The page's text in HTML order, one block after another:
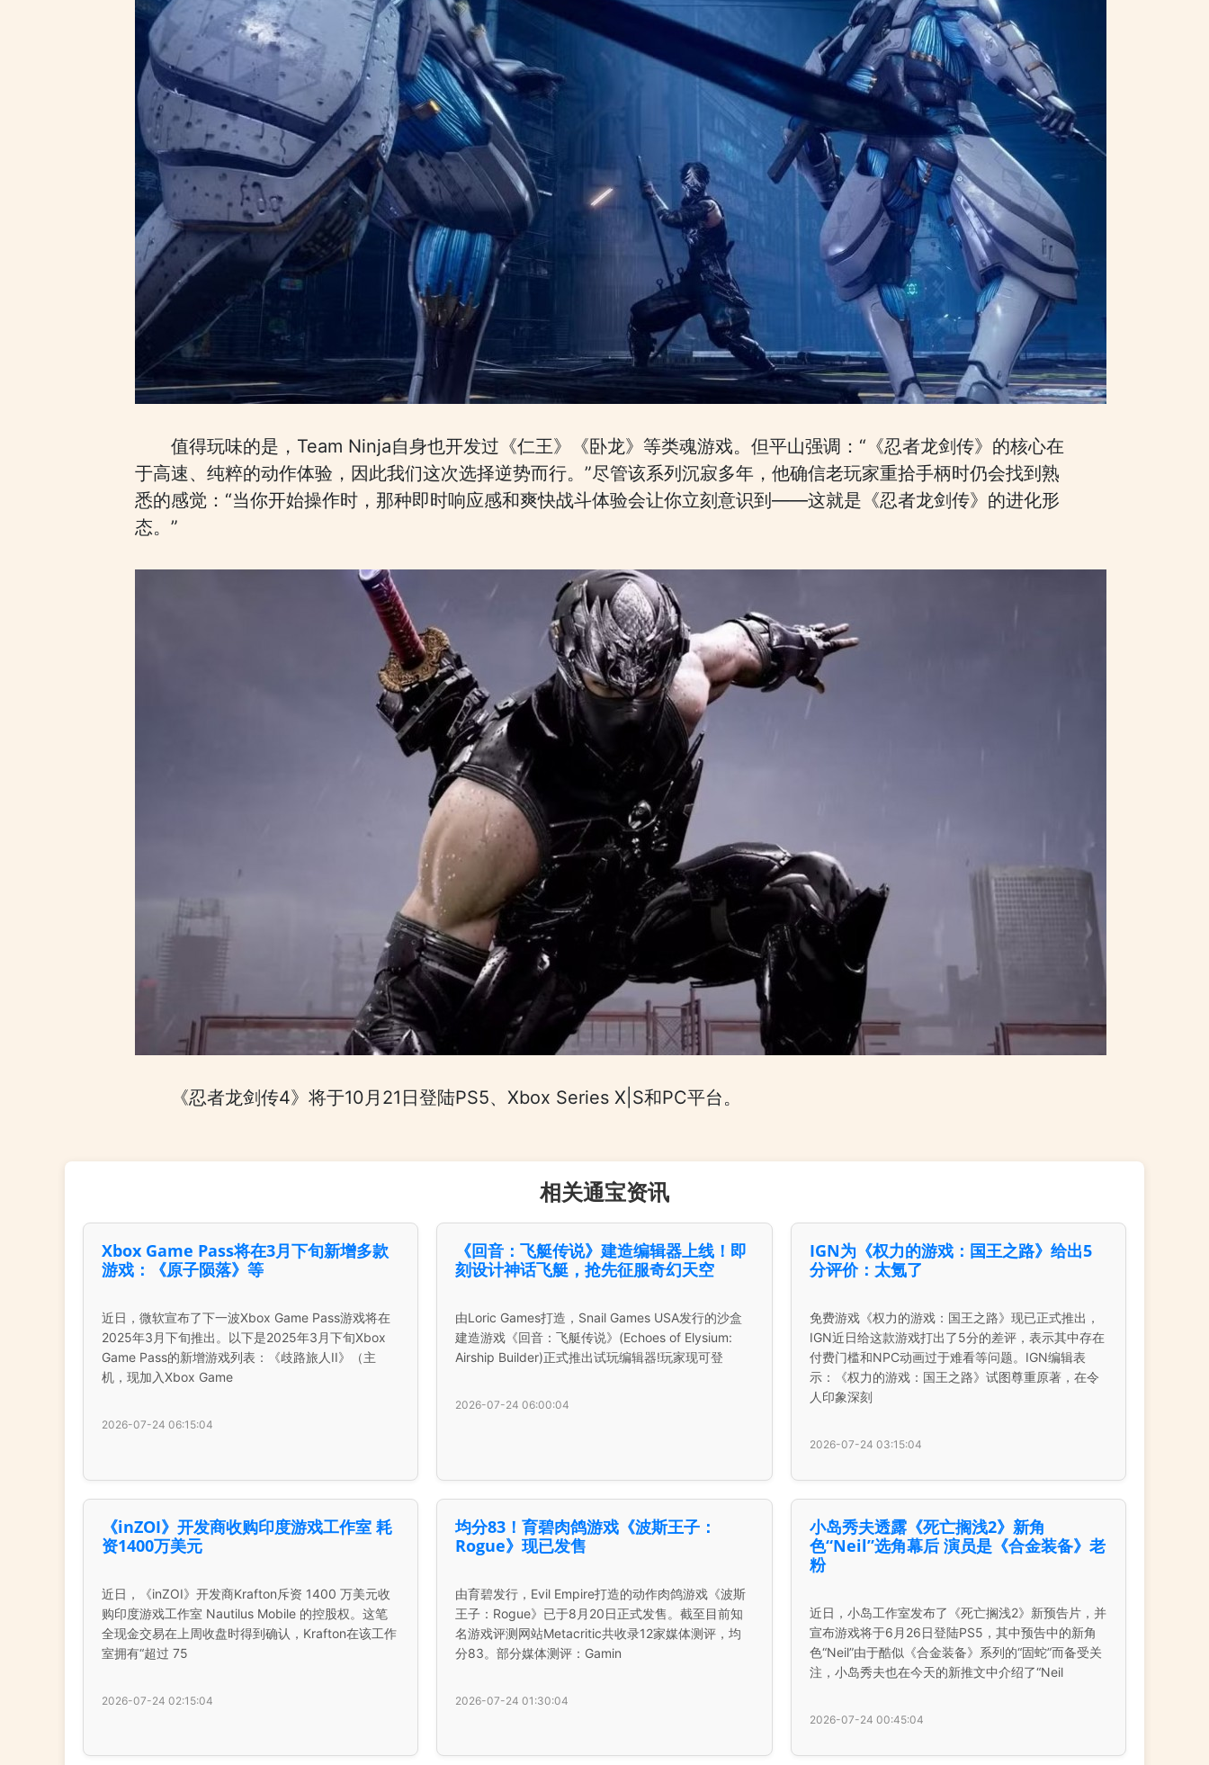
值得玩味的是，Team Ninja自身也开发过《仁王》《卧龙》等类魂游戏。但平山强调：“《忍者龙剑传》的核心在
于高速、纯粹的动作体验，因此我们这次选择逆势而行。”尽管该系列沉寂多年，他确信老玩家重拾手柄时仍会找到熟
悉的感觉：“当你开始操作时，那种即时响应感和爽快战斗体验会让你立刻意识到——这就是《忍者龙剑传》的进化形
态。”
《忍者龙剑传4》将于10月21日登陆PS5、Xbox Series X|S和PC平台。
相关通宝资讯
Xbox Game Pass将在3月下旬新增多款
游戏：《原子陨落》等
近日，微软宣布了下一波Xbox Game Pass游戏将在
2025年3月下旬推出。以下是2025年3月下旬Xbox
Game Pass的新增游戏列表：《歧路旅人II》（主
机，现加入Xbox Game
2026-07-24 06:15:04
《回音：飞艇传说》建造编辑器上线！即
刻设计神话飞艇，抢先征服奇幻天空
由Loric Games打造，Snail Games USA发行的沙盒
建造游戏《回音：飞艇传说》(Echoes of Elysium:
Airship Builder)正式推出试玩编辑器!玩家现可登
2026-07-24 06:00:04
IGN为《权力的游戏：国王之路》给出5
分评价：太氪了
免费游戏《权力的游戏：国王之路》现已正式推出，
IGN近日给这款游戏打出了5分的差评，表示其中存在
付费门槛和NPC动画过于难看等问题。IGN编辑表
示：《权力的游戏：国王之路》试图尊重原著，在令
人印象深刻
2026-07-24 03:15:04
《inZOI》开发商收购印度游戏工作室 耗
资1400万美元
近日，《inZOI》开发商Krafton斥资 1400 万美元收
购印度游戏工作室 Nautilus Mobile 的控股权。这笔
全现金交易在上周收盘时得到确认，Krafton在该工作
室拥有“超过 75
2026-07-24 02:15:04
均分83！育碧肉鸽游戏《波斯王子：
Rogue》现已发售
由育碧发行，Evil Empire打造的动作肉鸽游戏《波斯
王子：Rogue》已于8月20日正式发售。截至目前知
名游戏评测网站Metacritic共收录12家媒体测评，均
分83。部分媒体测评：Gamin
2026-07-24 01:30:04
小岛秀夫透露《死亡搁浅2》新角
色“Neil”选角幕后 演员是《合金装备》老
粉
近日，小岛工作室发布了《死亡搁浅2》新预告片，并
宣布游戏将于6月26日登陆PS5，其中预告中的新角
色“Neil”由于酷似《合金装备》系列的“固蛇”而备受关
注，小岛秀夫也在今天的新推文中介绍了“Neil
2026-07-24 00:45:04